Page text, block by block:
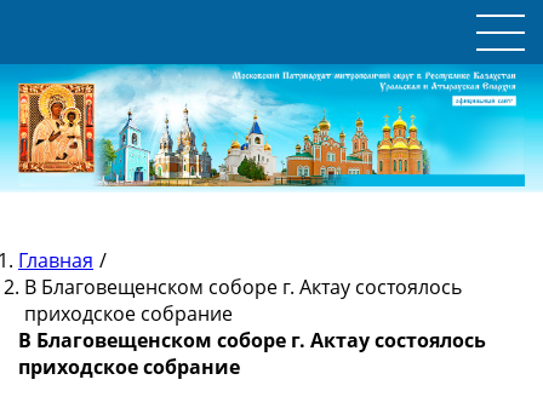
Главная /
В Благовещенском соборе г. Актау состоялось
приходское собрание
В Благовещенском соборе г. Актау состоялось
приходское собрание